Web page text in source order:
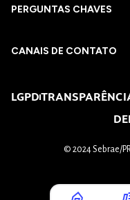
PERGUNTAS CHAVES​
CANAIS DE CONTATO
LGPD
© 2024 Sebrae/